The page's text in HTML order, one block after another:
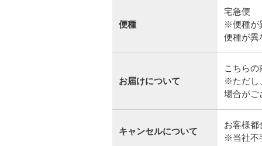
便種
宅急便
※便種が
便種が異
お届けについて
こちら
※ただし
場合がご
キャンセルについて
お客様都
※当社不